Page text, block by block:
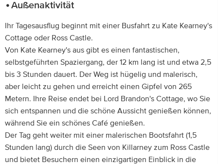
Außenaktivität
Ihr Tagesausflug beginnt mit einer Busfahrt zu Kate Kearney's
Cottage oder Ross Castle.
Von Kate Kearney's aus gibt es einen fantastischen,
selbstgeführten Spaziergang, der 12 km lang ist und etwa 2,5
bis 3 Stunden dauert. Der Weg ist hügelig und malerisch,
aber leicht zu gehen und erreicht einen Gipfel von 265
Metern. Ihre Reise endet bei Lord Brandon's Cottage, wo Sie
sich entspannen und die schöne Aussicht genießen können,
während Sie ein schönes Café genießen.
Der Tag geht weiter mit einer malerischen Bootsfahrt (1,5
Stunden lang) durch die Seen von Killarney zum Ross Castle
und bietet Besuchern einen einzigartigen Einblick in die